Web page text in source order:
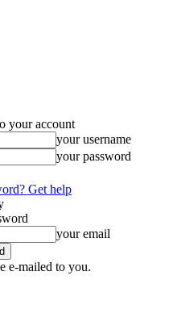
your account
your username
your password
Get help
your email
e-mailed to you.